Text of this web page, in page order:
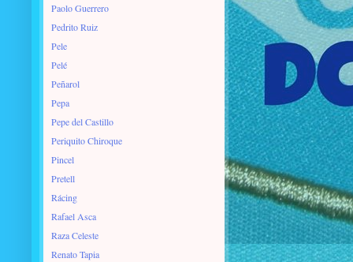
Paolo Guerrero
Pedrito Ruiz
Pele
Pelé
Peñarol
Pepa
Pepe del Castillo
Periquito Chiroque
Pincel
Pretell
Rácing
Rafael Asca
Raza Celeste
Renato Tapia